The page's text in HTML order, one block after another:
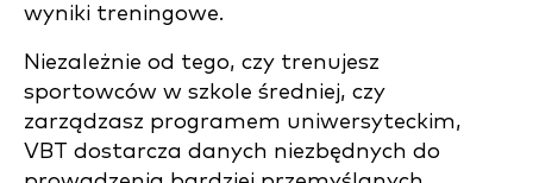
wyniki treningowe.
Niezależnie od tego, czy trenujesz
sportowców w szkole średniej, czy
zarządzasz programem uniwersyteckim,
VBT dostarcza danych niezbędnych do